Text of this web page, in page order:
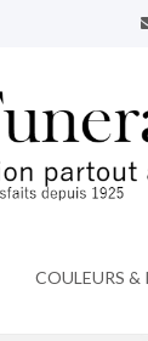
COULEURS &